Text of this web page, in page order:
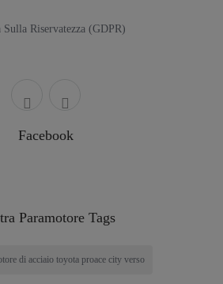
Sulla Riservatezza (GDPR)
Facebook
Paramotore Tags
di acciaio toyota proace city verso